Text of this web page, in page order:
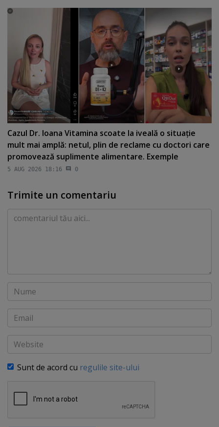
Cazul Dr. Ioana Vitamina scoate la iveală o situaţie
mult mai amplă: netul, plin de reclame cu doctori care
promovează suplimente alimentare. Exemple
5 AUG 2026 18:16 0
Trimite un comentariu
Comentariu
Nume
Email
Website
Sunt de acord cu regulile site-ului